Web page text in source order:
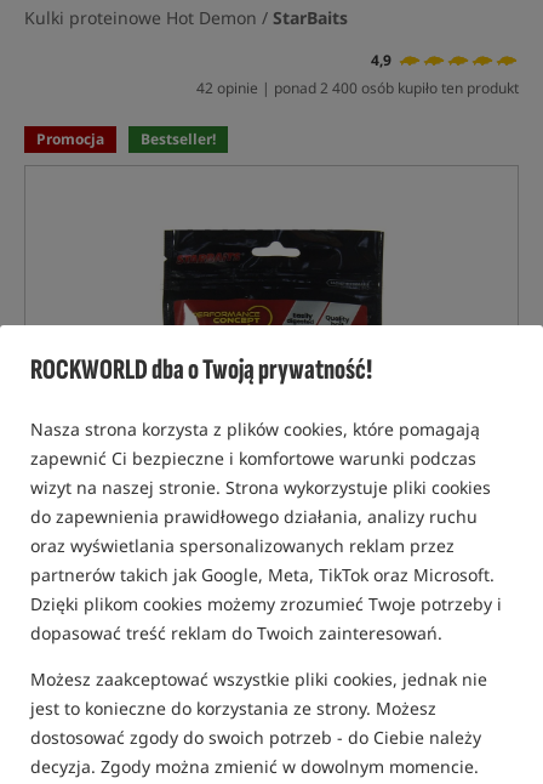
ROCKWORLD dba o Twoją prywatność!
Nasza strona korzysta z plików cookies, które pomagają
zapewnić Ci bezpieczne i komfortowe warunki podczas
wizyt na naszej stronie. Strona wykorzystuje pliki cookies
do zapewnienia prawidłowego działania, analizy ruchu
oraz wyświetlania spersonalizowanych reklam przez
partnerów takich jak Google, Meta, TikTok oraz Microsoft.
Dzięki plikom cookies możemy zrozumieć Twoje potrzeby i
dopasować treść reklam do Twoich zainteresowań.
Możesz zaakceptować wszystkie pliki cookies, jednak nie
jest to konieczne do korzystania ze strony. Możesz
dostosować zgody do swoich potrzeb - do Ciebie należy
decyzja. Zgody można zmienić w dowolnym momencie.
Kulki proteinowe Hot Demon / StarBaits
4,9
42 opinie | ponad 2 400 osób kupiło ten produkt
Promocja Bestseller!
tylko produkty na "naszym magazynie"
(część opcji mogła zostać ukryta przez wybrany sposób filtrowania)
Opcja Cena PLN Ilość